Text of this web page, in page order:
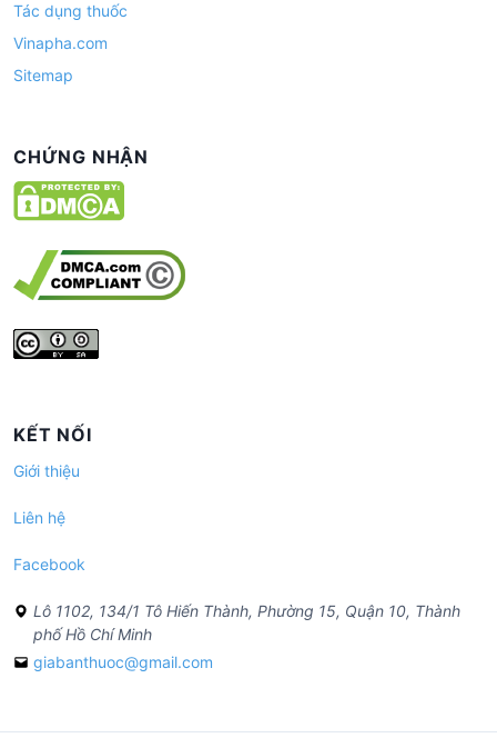
Tác dụng thuốc
Vinapha.com
Sitemap
CHỨNG NHẬN
KẾT NỐI
Giới thiệu
Liên hệ
Facebook
Lô 1102, 134/1 Tô Hiến Thành, Phường 15, Quận 10, Thành
phố Hồ Chí Minh
giabanthuoc@gmail.com